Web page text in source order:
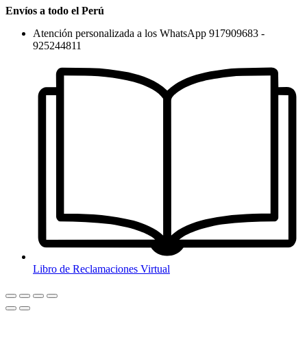
Envíos a todo el Perú
Atención personalizada a los WhatsApp 917909683 -
925244811
Libro de Reclamaciones Virtual